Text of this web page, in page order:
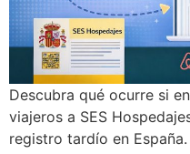
Descubra qué ocurre si
viajeros a SES
registro tardío en España.